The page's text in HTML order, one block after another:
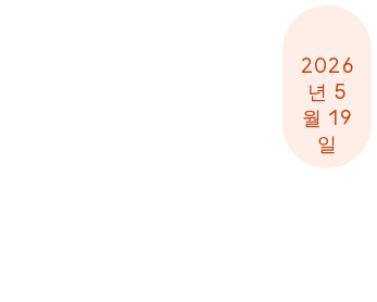
2026
년 5
월 19
일